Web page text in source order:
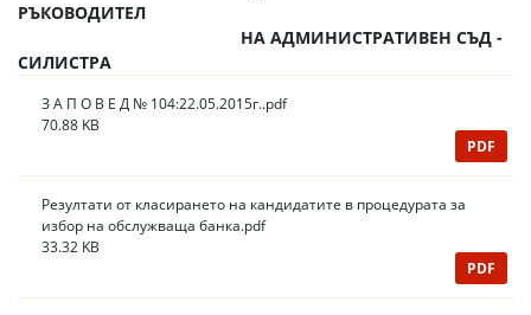
РЪКОВОДИТЕЛ
НА АДМИНИСТРАТИВЕН СЪД -
СИЛИСТРА
З А П О В Е Д № 104:22.05.2015г..pdf
70.88 KB
PDF
Резултати от класирането на кандидатите в процедурата за
избор на обслужваща банка.pdf
33.32 KB
PDF